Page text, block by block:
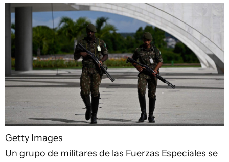
Getty Images
Un grupo de militares de las Fuerzas Especiales se